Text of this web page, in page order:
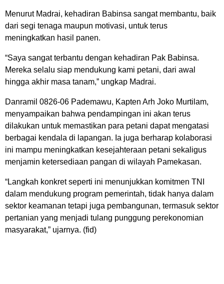
Menurut Madrai, kehadiran Babinsa sangat membantu, baik
dari segi tenaga maupun motivasi, untuk terus
meningkatkan hasil panen.
“Saya sangat terbantu dengan kehadiran Pak Babinsa.
Mereka selalu siap mendukung kami petani, dari awal
hingga akhir masa tanam,” ungkap Madrai.
Danramil 0826-06 Pademawu, Kapten Arh Joko Murtilam,
menyampaikan bahwa pendampingan ini akan terus
dilakukan untuk memastikan para petani dapat mengatasi
berbagai kendala di lapangan. Ia juga berharap kolaborasi
ini mampu meningkatkan kesejahteraan petani sekaligus
menjamin ketersediaan pangan di wilayah Pamekasan.
“Langkah konkret seperti ini menunjukkan komitmen TNI
dalam mendukung program pemerintah, tidak hanya dalam
sektor keamanan tetapi juga pembangunan, termasuk sektor
pertanian yang menjadi tulang punggung perekonomian
masyarakat,” ujarnya. (fid)